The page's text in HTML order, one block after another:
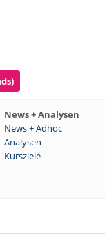
News + Analysen
News + Adhoc
Analysen
Kursziele